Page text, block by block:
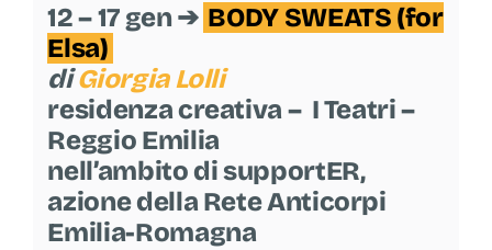
12 – 17 gen ➔ BODY SWEATS (for
Elsa)
diGiorgia Lolli
residenza creativa – I Teatri –
Reggio Emilia
nell’ambito di supportER,
azione della Rete Anticorpi
Emilia-Romagna